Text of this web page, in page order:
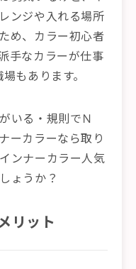
ンジや入れる場所
め、カラー初心者
手なカラーが仕事
もあります。
いる・規則でＮ
ーカラーなら取り
ンナーカラー人気
ょうか？
リット